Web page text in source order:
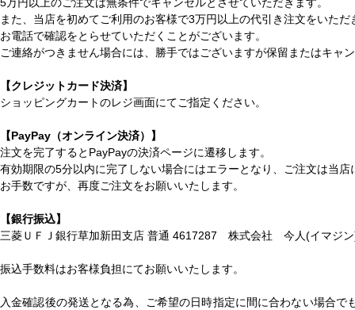
また、当店を初めてご利用のお客様で3万円以上の代引き注文をいただ
お電話で確認をとらせていただくことがございます。
ご連絡がつきません場合には、勝手ではございますが保留またはキャ
【クレジットカード決済】
ショッピングカートのレジ画面にてご指定ください。
【PayPay（オンライン決済）】
注文を完了するとPayPayの決済ページに遷移します。
有効期限の5分以内に完了しない場合にはエラーとなり、ご注文は当店
お手数ですが、再度ご注文をお願いいたします。
【銀行振込】
三菱ＵＦＪ銀行草加新田支店 普通 4617287 株式会社 今人(イマジ
振込手数料はお客様負担にてお願いいたします。
入金確認後の発送となる為、ご希望の日時指定に間に合わない場合で